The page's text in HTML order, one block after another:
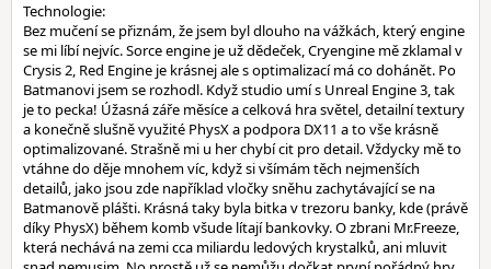
Technologie:
Bez mučení se přiznám, že jsem byl dlouho na vážkách, který engine
se mi líbí nejvíc. Sorce engine je už dědeček, Cryengine mě zklamal v
Crysis 2, Red Engine je krásnej ale s optimalizací má co dohánět. Po
Batmanovi jsem se rozhodl. Když studio umí s Unreal Engine 3, tak
je to pecka! Úžasná záře měsíce a celková hra světel, detailní textury
a konečně slušně využité PhysX a podpora DX11 a to vše krásně
optimalizované. Strašně mi u her chybí cit pro detail. Vždycky mě to
vtáhne do děje mnohem víc, když si všímám těch nejmenších
detailů, jako jsou zde například vločky sněhu zachytávající se na
Batmanově plášti. Krásná taky byla bitka v trezoru banky, kde (právě
díky PhysX) během komb všude lítají bankovky. O zbrani Mr.Freeze,
která nechává na zemi cca miliardu ledových krystalků, ani mluvit